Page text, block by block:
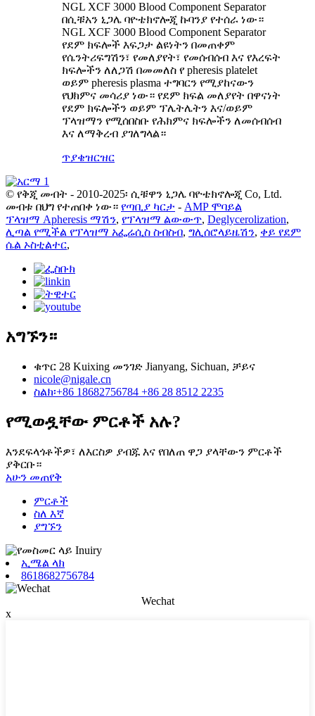
NGL XCF 3000 Blood Component Separator
በሲቹአን ኒጋሌ ባዮቴክኖሎጂ ኩባንያ የተሰራ ነው።
NGL XCF 3000 Blood Component Separator
የደም ክፍሎች እፍጋታ ልዩነትን በመጠቀም
የሴንትሪፍግሽን፣ የመለያየት፣ የመሰብሰብ እና የእረፍት
ክፍሎችን ለለጋሽ በመመለስ የ pheresis platelet
ወይም pheresis plasma ተግባርን የሚያከናውን
የህክምና መሳሪያ ነው። የደም ክፍል መለያየት በዋናነት
የደም ክፍሎችን ወይም ፕሌትሌትን እና/ወይም
ፕላዝማን የሚሰበስቡ የሕክምና ክፍሎችን ለመሰብሰብ
እና ለማቅረብ ያገለግላል።
ጥያቄዝርዝር
© የቅጂ መብት - 2010-2025፡ ሲቹዋን ኒጋሌ ባዮቴክኖሎጂ Co, Ltd.
መብቱ በህግ የተጠበቀ ነው። የጣቢያ ካርታ - AMP ሞባይል
ፕላዝማ Apheresis ማሽን, የፕላዝማ ልውውጥ, Deglycerolization,
ሊጣል የሚችል የፕላዝማ አፌሬሲስ ስብስብ, ግሊሰሮላይዜሽን, ቀይ የደም
ሴል ኦስቲልተር,
አግኙን።
ቁጥር 28 Kuixing መንገድ Jianyang, Sichuan, ቻይና
nicole@nigale.cn
ስልክ፡+86 18682756784 +86 28 8512 2235
የሚወዷቸው ምርቶች አሉ?
እንደፍላጎቶችዎ፣ ለእርስዎ ያብጁ እና የበለጠ ዋጋ ያላቸውን ምርቶች
ያቅርቡ።
አሁን መጠየቅ
ምርቶች
ስለ እኛ
ያግኙን
ኢሜል ላክ
8618682756784
Wechat
x